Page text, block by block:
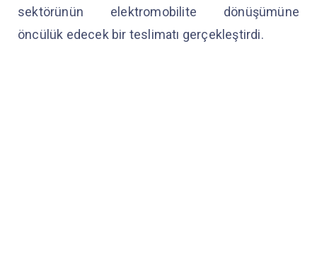
sektörünün elektromobilite dönüşümüne
öncülük edecek bir teslimatı gerçekleştirdi.